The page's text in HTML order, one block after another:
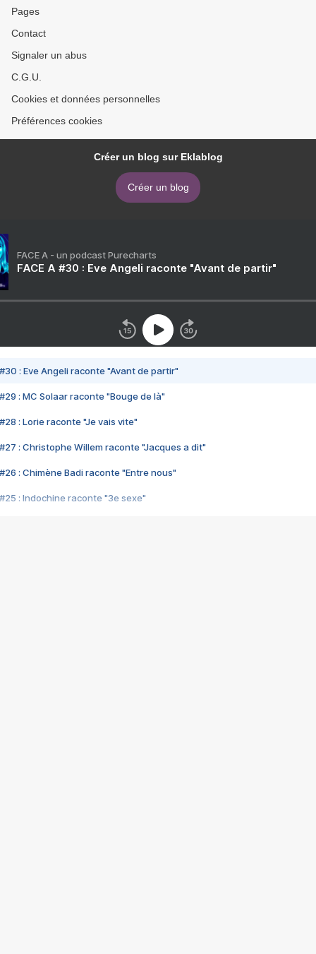
Pages
Contact
Signaler un abus
C.G.U.
Cookies et données personnelles
Préférences cookies
Créer un blog sur Eklablog
Créer un blog
FACE A - un podcast Purecharts
FACE A #30 : Eve Angeli raconte "Avant de partir"
#30 : Eve Angeli raconte "Avant de partir"
#29 : MC Solaar raconte "Bouge de là"
#28 : Lorie raconte "Je vais vite"
#27 : Christophe Willem raconte "Jacques a dit"
#26 : Chimène Badi raconte "Entre nous"
#25 : Indochine raconte "3e sexe"